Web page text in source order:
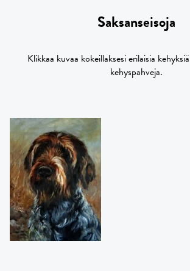
Saksanseisoja
Klikkaa kuvaa kokeillaksesi erilaisia
kehyspahveja.